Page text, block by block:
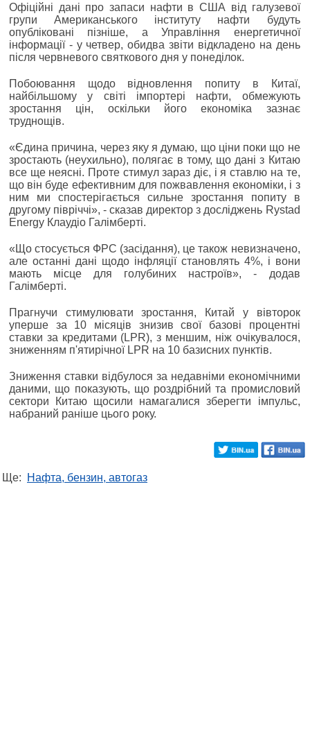
Офіційні дані про запаси нафти в США від галузевої
групи Американського інституту нафти будуть
опубліковані пізніше, а Управління енергетичної
інформації - у четвер, обидва звіти відкладено на день
після червневого святкового дня у понеділок.
Побоювання щодо відновлення попиту в Китаї,
найбільшому у світі імпортері нафти, обмежують
зростання цін, оскільки його економіка зазнає
труднощів.
«Єдина причина, через яку я думаю, що ціни поки що не
зростають (неухильно), полягає в тому, що дані з Китаю
все ще неясні. Проте стимул зараз діє, і я ставлю на те,
що він буде ефективним для пожвавлення економіки, і з
ним ми спостерігається сильне зростання попиту в
другому півріччі», - сказав директор з досліджень Rystad
Energy Клаудіо Галімберті.
«Що стосується ФРС (засідання), це також невизначено,
але останні дані щодо інфляції становлять 4%, і вони
мають місце для голубиних настроїв», - додав
Галімберті.
Прагнучи стимулювати зростання, Китай у вівторок
уперше за 10 місяців знизив свої базові процентні
ставки за кредитами (LPR), з меншим, ніж очікувалося,
зниженням п'ятирічної LPR на 10 базисних пунктів.
Зниження ставки відбулося за недавніми економічними
даними, що показують, що роздрібний та промисловий
сектори Китаю щосили намагалися зберегти імпульс,
набраний раніше цього року.
Ще: Нафта, бензин, автогаз